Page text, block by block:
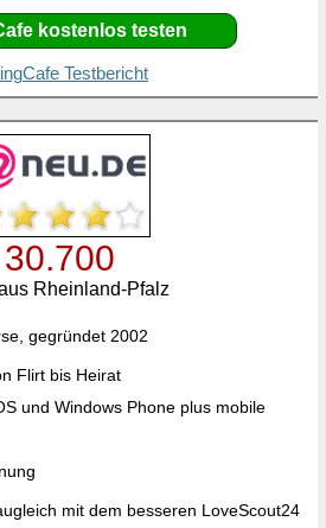
kostenlos testen
Testbericht
30.700
Rheinland-Pfalz
gegründet 2002
Flirt bis Heirat
und Windows Phone plus mobile
mit dem besseren LoveScout24